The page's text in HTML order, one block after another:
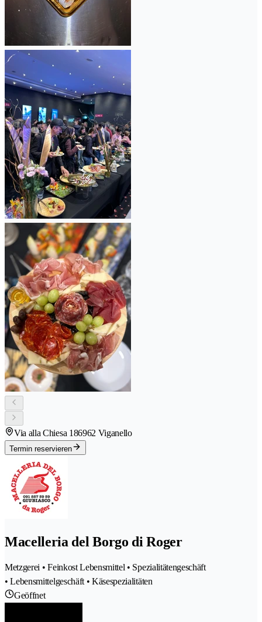
Via alla Chiesa 186962 Viganello
Termin reservieren
Macelleria del Borgo di Roger
Metzgerei • Feinkost Lebensmittel • Spezialitätengeschäft
• Lebensmittelgeschäft • Käsespezialitäten
Geöffnet